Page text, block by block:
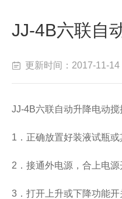
JJ-4B六联自
更新时间：2017-11-14
JJ-4B六联自动升降电动
1 ．正确放置好装液试瓶或
2 ．接通外电源，合上电源
3 ．打开上升或下降功能